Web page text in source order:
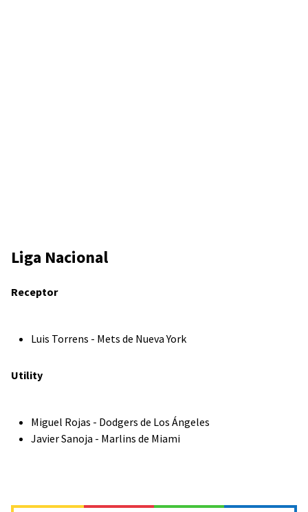
Liga Nacional
Receptor
Luis Torrens - Mets de Nueva York
Utility
Miguel Rojas - Dodgers de Los Ángeles
Javier Sanoja - Marlins de Miami